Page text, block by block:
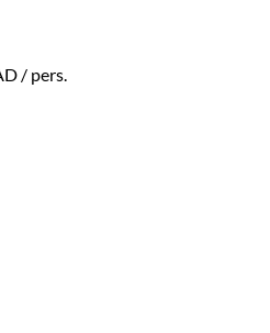
/ pers.